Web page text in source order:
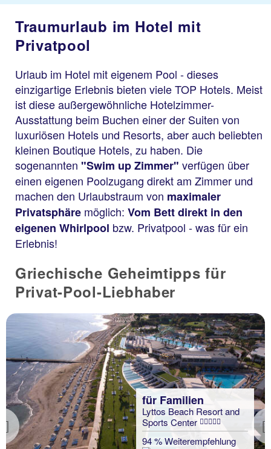
Traumurlaub im Hotel mit
Privatpool
Urlaub im Hotel mit eigenem Pool - dieses
einzigartige Erlebnis bieten viele TOP Hotels. Meist
ist diese außergewöhnliche Hotelzimmer-
Ausstattung beim Buchen einer der Suiten von
luxuriösen Hotels und Resorts, aber auch beliebten
kleinen Boutique Hotels, zu haben. Die
sogenannten "Swim up Zimmer" verfügen über
einen eigenen Poolzugang direkt am Zimmer und
machen den Urlaubstraum von maximaler
Privatsphäre möglich: Vom Bett direkt in den
eigenen Whirlpool bzw. Privatpool - was für ein
Erlebnis!
Griechische Geheimtipps für
Privat-Pool-Liebhaber
Previous
für Familien
Lyttos Beach Resort and
Sports Center
94 % Weiterempfehlung